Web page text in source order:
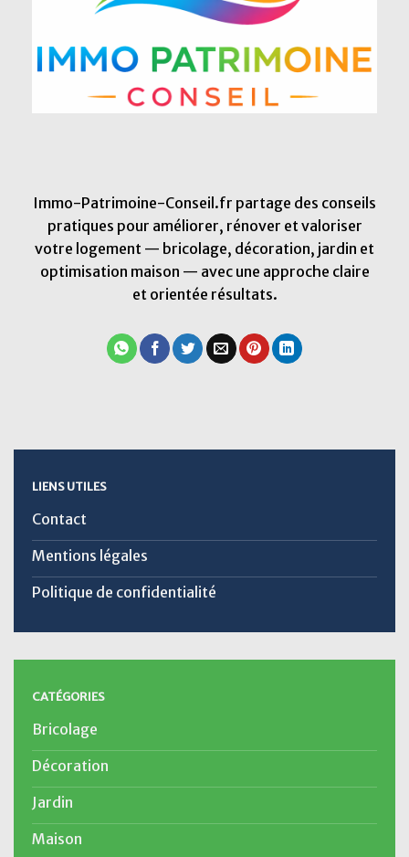
Immo-Patrimoine-Conseil.fr partage des conseils
pratiques pour améliorer, rénover et valoriser
votre logement — bricolage, décoration, jardin et
optimisation maison — avec une approche claire
et orientée résultats.
LIENS UTILES
Contact
Mentions légales
Politique de confidentialité
CATÉGORIES
Bricolage
Décoration
Jardin
Maison